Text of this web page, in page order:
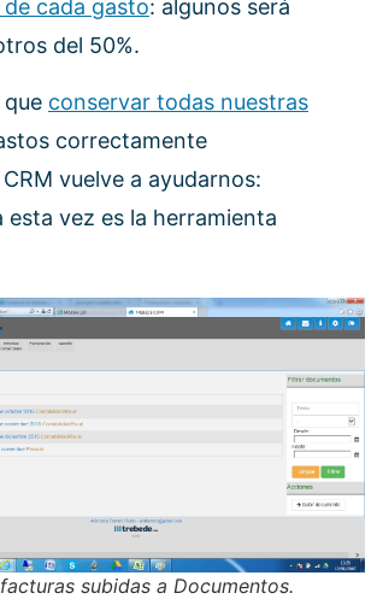
cada gasto: algunos será
del 50%.
conservar todas nuestras
correctamente
vuelve a ayudarnos:
esta vez es la herramienta
subidas a Documentos.